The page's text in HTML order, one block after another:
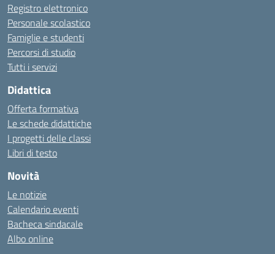
Registro elettronico
Personale scolastico
Famiglie e studenti
Percorsi di studio
Tutti i servizi
Didattica
Offerta formativa
Le schede didattiche
I progetti delle classi
Libri di testo
Novità
Le notizie
Calendario eventi
Bacheca sindacale
Albo online